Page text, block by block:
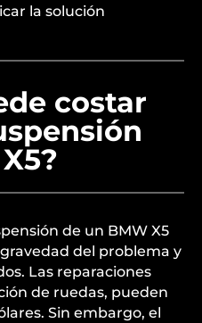
la solución
costar
de un BMW X5
del problema y
Las reparaciones
de ruedas, pueden
Sin embargo, el